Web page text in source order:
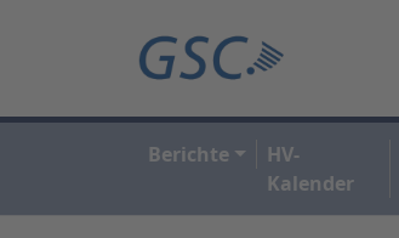
Berichte
HV-
Kalender